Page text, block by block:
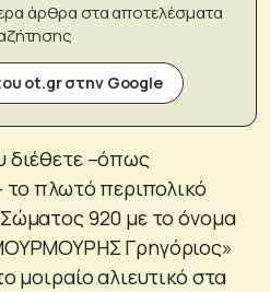
άρθρα στα αποτελέσματα
ot.gr στην Google
διέθετε –όπως
πλωτό περιπολικό
920 με το όνομα
Γρηγόριος»
μοιραίο αλιευτικό στα